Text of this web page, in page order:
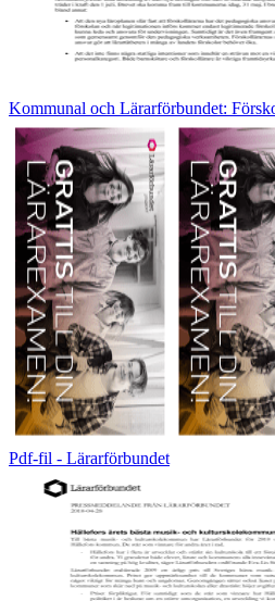
Kommunal och Lärarförbundet:
Pdf-fil - Lärarförbundet